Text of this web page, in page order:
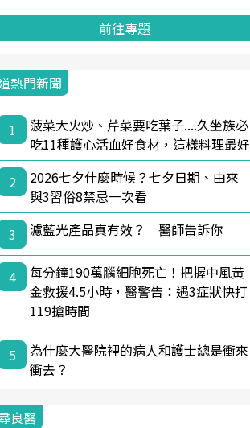
前往專題
熱門新聞
1
菠菜大火炒、芹菜要吃葉子....久坐族必
吃11種護心活血好食材，這樣料理最好
2
2026七夕什麼時候？七夕日期、由來
與3習俗8禁忌一次看
3
濾藍光產品真有效？ 醫師告訴你
4
每分鐘190萬腦細胞死亡！把握中風黃
金救援4.5小時，醫警告：遇3症狀快打
119搶時間
5
為什麼大醫院裡的病人和護士總是衝來
衝去？
良醫